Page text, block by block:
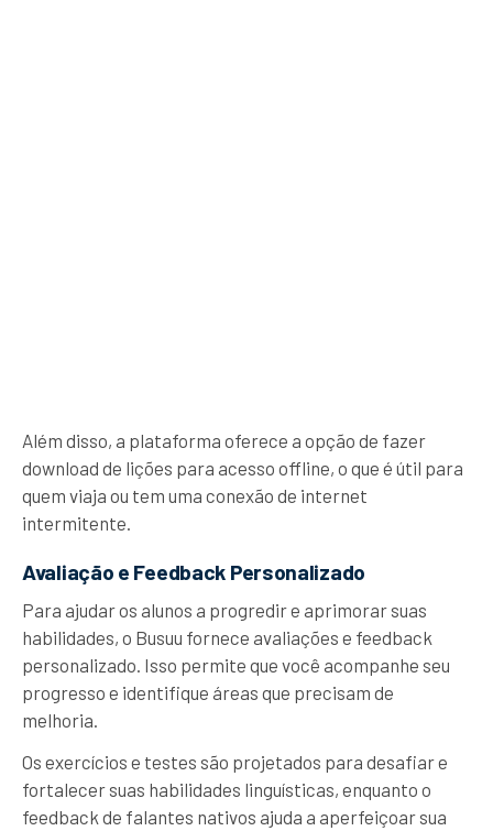
Além disso, a plataforma oferece a opção de fazer
download de lições para acesso offline, o que é útil para
quem viaja ou tem uma conexão de internet
intermitente.
Avaliação e Feedback Personalizado
Para ajudar os alunos a progredir e aprimorar suas
habilidades, o Busuu fornece avaliações e feedback
personalizado. Isso permite que você acompanhe seu
progresso e identifique áreas que precisam de
melhoria.
Os exercícios e testes são projetados para desafiar e
fortalecer suas habilidades linguísticas, enquanto o
feedback de falantes nativos ajuda a aperfeiçoar sua